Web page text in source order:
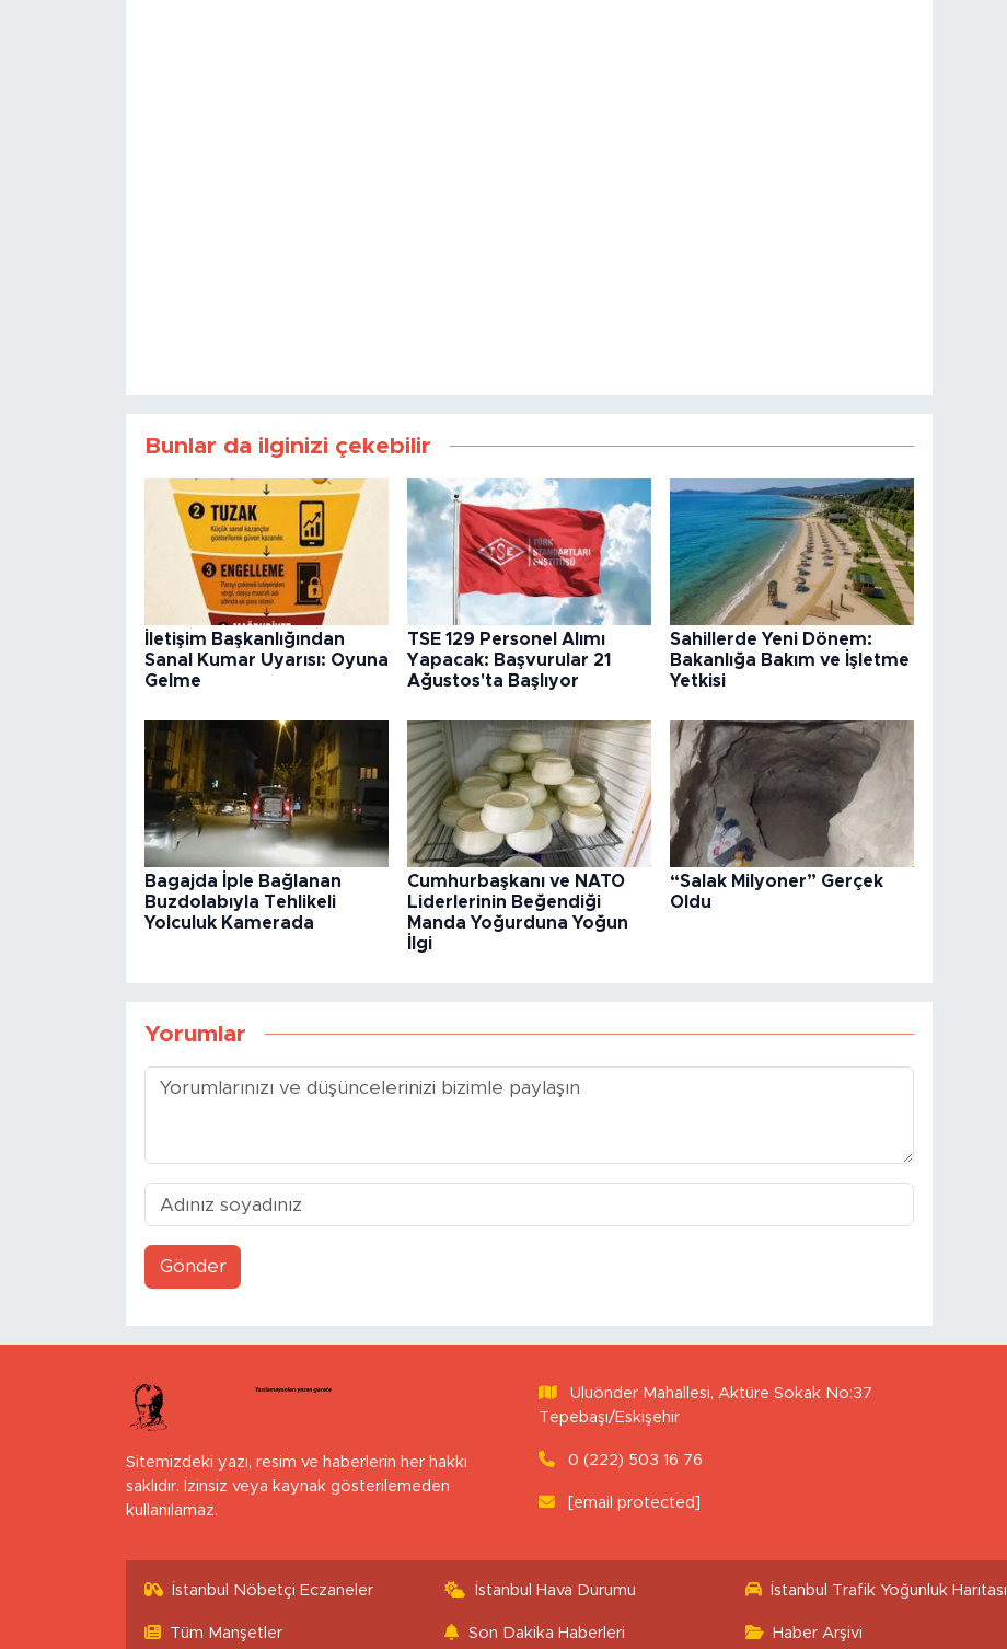
Bunlar da ilginizi çekebilir
İletişim Başkanlığından
Sanal Kumar Uyarısı: Oyuna
Gelme
TSE 129 Personel Alımı
Yapacak: Başvurular 21
Ağustos'ta Başlıyor
Sahillerde Yeni Dönem:
Bakanlığa Bakım ve İşletme
Yetkisi
Bagajda İple Bağlanan
Buzdolabıyla Tehlikeli
Yolculuk Kamerada
Cumhurbaşkanı ve NATO
Liderlerinin Beğendiği
Manda Yoğurduna Yoğun
İlgi
“Salak Milyoner” Gerçek
Oldu
Yorumlar
Gönder
Sitemizdeki yazı, resim ve haberlerin her hakkı
saklıdır. İzinsiz veya kaynak gösterilemeden
kullanılamaz.
Uluönder Mahallesi, Aktüre Sokak No:37
Tepebaşı/Eskişehir
0 (222) 503 16 76
[email protected]
İstanbul Nöbetçi Eczaneler İstanbul Hava Durumu İstanbul Trafik Yoğunluk Haritası
Tüm Manşetler Son Dakika Haberleri Haber Arşivi